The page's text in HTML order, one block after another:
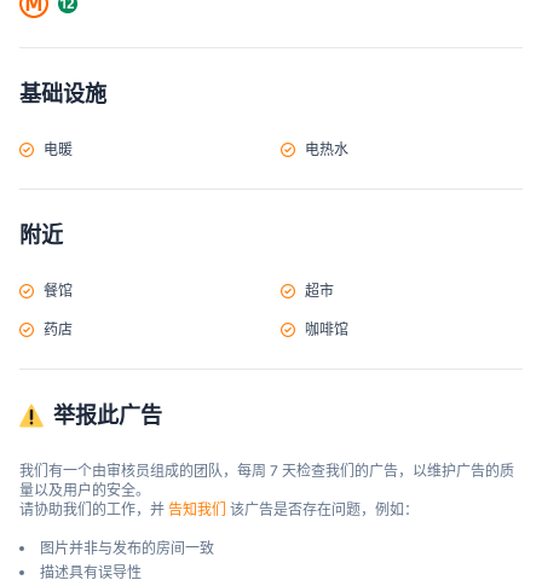
基础设施
电暖 电热水
附近
餐馆 超市
药店 咖啡馆
举报此广告
我们有一个由审核员组成的团队，每周 7 天检查我们的广告，以维护广告的质
量以及用户的安全。
请协助我们的工作，并 告知我们 该广告是否存在问题，例如：
图片并非与发布的房间一致
描述具有误导性